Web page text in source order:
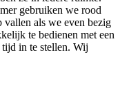
gebruiken we rood
vallen als we even bezig
te bedienen met een
in te stellen. Wij